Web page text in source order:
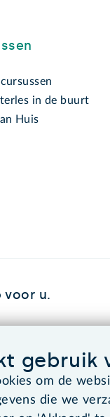
in de buurt
Huis
voor u.
gebruik
om de
die we